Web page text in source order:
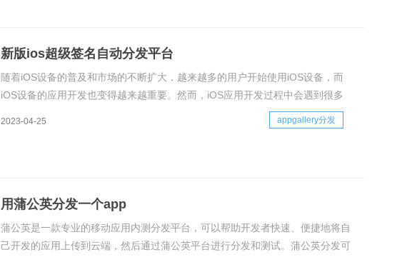
新版ios超级签名自动分发平台
随着iOS设备的普及和市场的不断扩大，越来越多的用户开始使用iOS设备，而
iOS设备的应用开发也变得越来越重要。然而，iOS应用开发过程中会遇到很多
问题，其中一个重要的问题就是应用签名和分发。应用签名是指将应用程序与开
2023-04-25 appgallery分发
用蒲公英分发一个app
蒲公英是一款专业的移动应用内测分发平台，可以帮助开发者快速、便捷地将自
己开发的应用上传到云端，然后通过蒲公英平台进行分发和测试。蒲公英分发可